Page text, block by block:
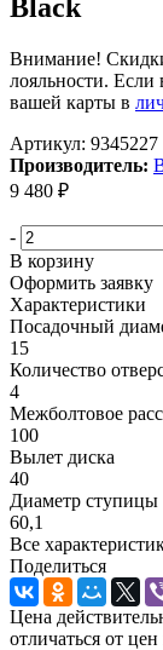
Black
Внимание!
лояльности. Если
вашей карты в
Артикул: 9345227
Производитель:
9 480 ₽
-
В корзину
Оформить заявку
Характеристики
Посадочный
15
Количество
4
Межболтовое
100
Вылет диска
40
Диаметр ступицы
60,1
Все
Поделиться
Цена
отличаться от